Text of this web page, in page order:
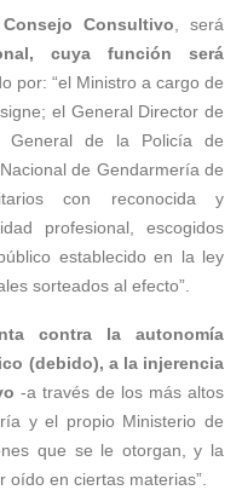
Consejo Consultivo, será
cuya función será
por: “el Ministro a cargo de
el General Director de
General de la Policía de
de Gendarmería de
con reconocida y
profesional, escogidos
establecido en la ley
sorteados al efecto”.
contra la autonomía
(debido), a la injerencia
-a través de los más altos
y el propio Ministerio de
que se le otorgan, y la
oído en ciertas materias”.